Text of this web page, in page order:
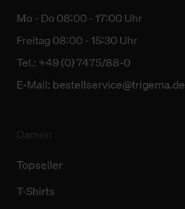
Mo - Do 08:00 - 17:00 Uhr
Freitag 08:00 - 15:30 Uhr
Tel.: +49 (0) 7475/88-0
E-Mail: bestellservice@trigema.de
Topseller
T-Shirts